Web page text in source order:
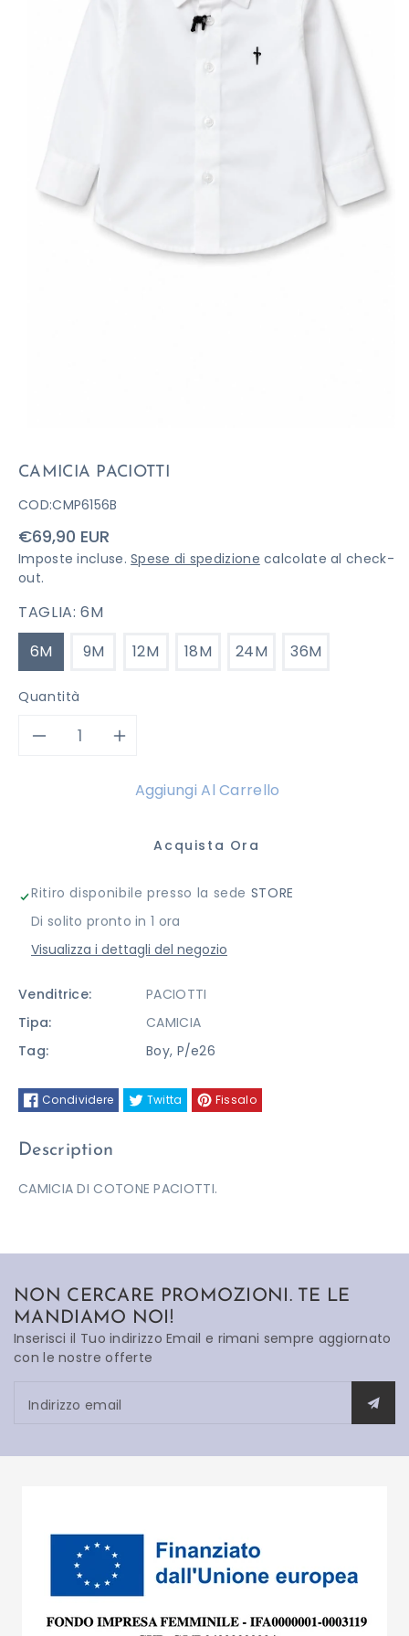
CAMICIA PACIOTTI
COD:CMP6156B
Prezzo
di
listino
€69,90 EUR
Imposte incluse.Spese di spedizione calcolate al check-
out.
TAGLIA:6M
6M
9M 12M 18M 24M 36M
Quantità
Diminuisci
quantità
PACIOTTI
Aumenta
quantità
per
PACIOTTI
Aggiungi Al Carrello
Acquista Ora
Ritiro disponibile presso la sede STORE
Di solito pronto in 1 ora
Visualizza i dettagli del negozio
Venditrice:
PACIOTTI
Tipa:
CAMICIA
Tag:
Boy, P/e26
Condividere Twitta Fissalo
Description
CAMICIA DI COTONE PACIOTTI.
NON CERCARE PROMOZIONI. TE LE
MANDIAMO NOI!
Inserisci il Tuo indirizzo Email e rimani sempre aggiornato
con le nostre offerte
Indirizzo email